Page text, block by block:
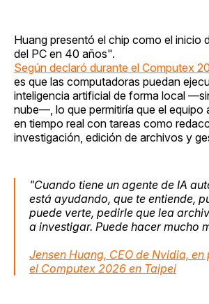
Huang presentó el chip como el inicio
del PC en 40 años".
Según declaró durante el Computex
es que las computadoras puedan
inteligencia artificial de forma local
nube—, lo que permitiría que el equipo
en tiempo real con tareas como
investigación, edición de archivos y
"Cuando tiene un agente de IA
está ayudando, que te entiende,
puede verte, pedirle que lea
a investigar. Puede hacer mucho
Jensen Huang, CEO de Nvidia,
el Computex 2026 en Taipei